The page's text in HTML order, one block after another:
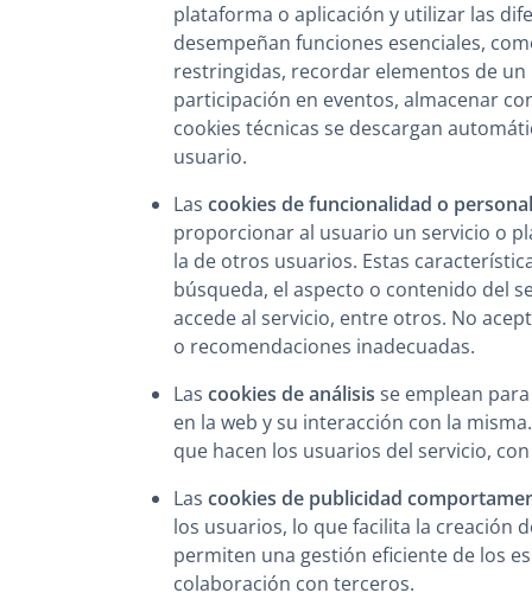
plataforma o aplicación y utilizar las
desempeñan funciones esenciales,
restringidas, recordar elementos de
participación en eventos, almacenar
cookies técnicas se descargan
usuario.
Las cookies de funcionalidad o
proporcionar al usuario un servicio o
la de otros usuarios. Estas
búsqueda, el aspecto o contenido del
accede al servicio, entre otros. No
o recomendaciones inadecuadas.
Las cookies de análisis se emplean
en la web y su interacción con la
que hacen los usuarios del servicio,
Las cookies de publicidad
los usuarios, lo que facilita la creación
permiten una gestión eficiente de los
colaboración con terceros.